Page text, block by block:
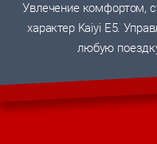
Увлечение комфортом,
характер Kaiyi E5.
любую